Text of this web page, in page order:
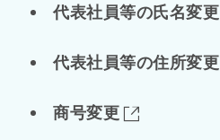
代表社員等の氏名変更
代表社員等の住所変更
商号変更